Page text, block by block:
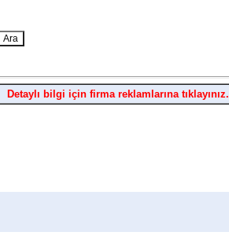
Detaylı bilgi için firma reklamlarına tıklayınız.